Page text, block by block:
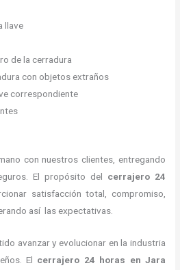
llave
de la cerradura
con objetos extraños
correspondiente
con nuestros clientes, entregando
El propósito del cerrajero 24
satisfacción total, compromiso,
así las expectativas.
avanzar y evolucionar en la industria
El cerrajero 24 horas en Jara